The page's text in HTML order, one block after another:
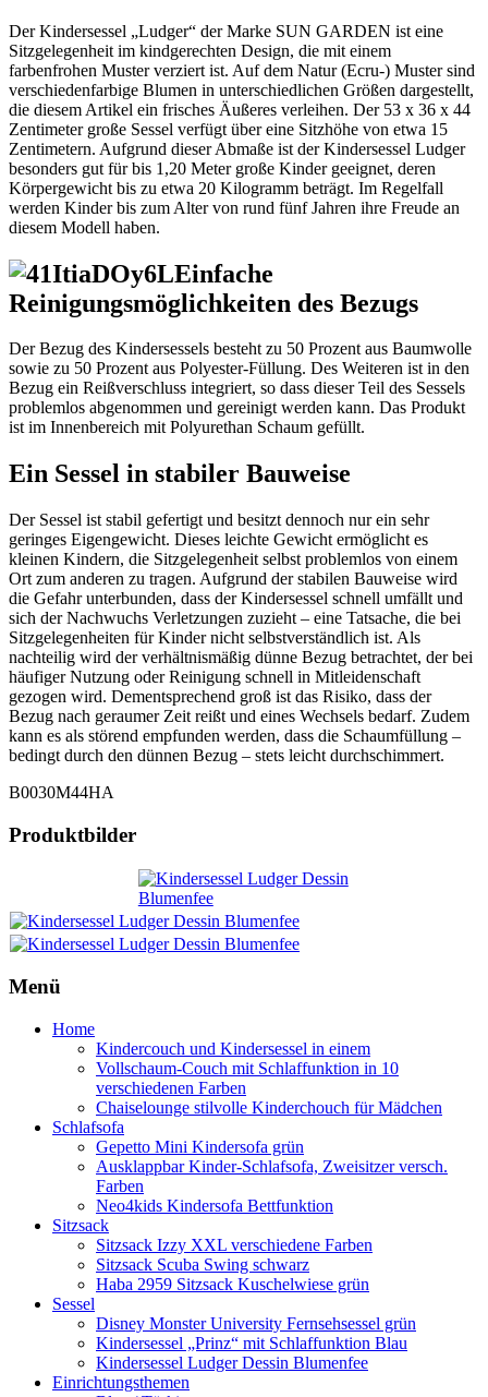
Der Kindersessel „Ludger“ der Marke SUN GARDEN ist eine
Sitzgelegenheit im kindgerechten Design, die mit einem
farbenfrohen Muster verziert ist. Auf dem Natur (Ecru-) Muster sind
verschiedenfarbige Blumen in unterschiedlichen Größen dargestellt,
die diesem Artikel ein frisches Äußeres verleihen. Der 53 x 36 x 44
Zentimeter große Sessel verfügt über eine Sitzhöhe von etwa 15
Zentimetern. Aufgrund dieser Abmaße ist der Kindersessel Ludger
besonders gut für bis 1,20 Meter große Kinder geeignet, deren
Körpergewicht bis zu etwa 20 Kilogramm beträgt. Im Regelfall
werden Kinder bis zum Alter von rund fünf Jahren ihre Freude an
diesem Modell haben.
Einfache
Reinigungsmöglichkeiten des Bezugs
Der Bezug des Kindersessels besteht zu 50 Prozent aus Baumwolle
sowie zu 50 Prozent aus Polyester-Füllung. Des Weiteren ist in den
Bezug ein Reißverschluss integriert, so dass dieser Teil des Sessels
problemlos abgenommen und gereinigt werden kann. Das Produkt
ist im Innenbereich mit Polyurethan Schaum gefüllt.
Ein Sessel in stabiler Bauweise
Der Sessel ist stabil gefertigt und besitzt dennoch nur ein sehr
geringes Eigengewicht. Dieses leichte Gewicht ermöglicht es
kleinen Kindern, die Sitzgelegenheit selbst problemlos von einem
Ort zum anderen zu tragen. Aufgrund der stabilen Bauweise wird
die Gefahr unterbunden, dass der Kindersessel schnell umfällt und
sich der Nachwuchs Verletzungen zuzieht – eine Tatsache, die bei
Sitzgelegenheiten für Kinder nicht selbstverständlich ist. Als
nachteilig wird der verhältnismäßig dünne Bezug betrachtet, der bei
häufiger Nutzung oder Reinigung schnell in Mitleidenschaft
gezogen wird. Dementsprechend groß ist das Risiko, dass der
Bezug nach geraumer Zeit reißt und eines Wechsels bedarf. Zudem
kann es als störend empfunden werden, dass die Schaumfüllung –
bedingt durch den dünnen Bezug – stets leicht durchschimmert.
B0030M44HA
Produktbilder
Menü
Home
Kindercouch und Kindersessel in einem
Vollschaum-Couch mit Schlaffunktion in 10
verschiedenen Farben
Chaiselounge stilvolle Kinderchouch für Mädchen
Schlafsofa
Gepetto Mini Kindersofa grün
Ausklappbar Kinder-Schlafsofa, Zweisitzer versch.
Farben
Neo4kids Kindersofa Bettfunktion
Sitzsack
Sitzsack Izzy XXL verschiedene Farben
Sitzsack Scuba Swing schwarz
Haba 2959 Sitzsack Kuschelwiese grün
Sessel
Disney Monster University Fernsehsessel grün
Kindersessel „Prinz“ mit Schlaffunktion Blau
Kindersessel Ludger Dessin Blumenfee
Einrichtungsthemen